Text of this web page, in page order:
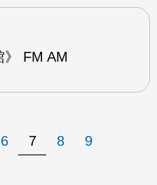
》 FM AM
6 7 8 9